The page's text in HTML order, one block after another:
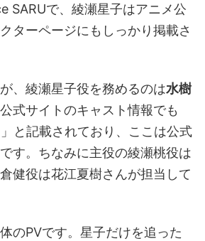
SARUで、綾瀬星子はアニメ公
ターページにもしっかり掲載さ
、綾瀬星子役を務めるのは水樹
式サイトのキャスト情報でも
」と記載されており、ここは公式
す。ちなみに主役の綾瀬桃役は
健役は花江夏樹さんが担当して
のPVです。星子だけを追った